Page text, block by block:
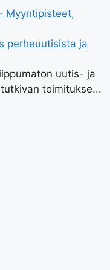
Myyntipisteet,
perheuutisista ja
uutis- ja
toimitukse...